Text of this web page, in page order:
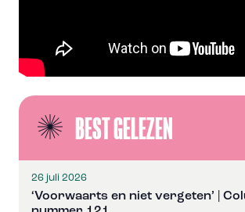
BEST GELEZEN
26 juli 2026
‘Voorwaarts en niet vergeten’ |